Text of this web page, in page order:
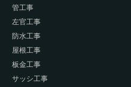
管工事
左官工事
防水工事
屋根工事
板金工事
サッシ工事